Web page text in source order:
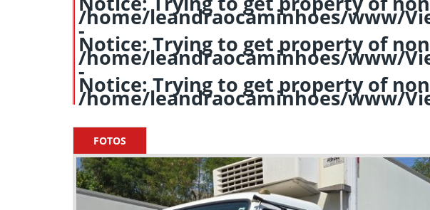
/home/leandraocaminhoes/www/
-
Notice: Trying to get property of
/home/leandraocaminhoes/www/
-
Notice: Trying to get property of
/home/leandraocaminhoes/www/
FOTOS